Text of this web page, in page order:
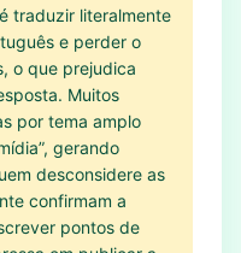
traduzir literalmente
e perder o
o que prejudica
Muitos
por tema amplo
gerando
desconsidere as
confirmam a
pontos de